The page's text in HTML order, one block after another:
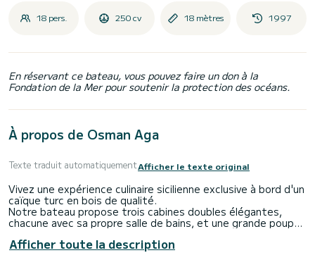
18 pers. 250 cv 18 mètres 1997
En réservant ce bateau, vous pouvez faire un don à la
Fondation de la Mer pour soutenir la protection des océans.
À propos de Osman Aga
Texte traduit automatiquementAfficher le texte original
Vivez une expérience culinaire sicilienne exclusive à bord d'un
caïque turc en bois de qualité.
Notre bateau propose trois cabines doubles élégantes,
chacune avec sa propre salle de bains, et une grande poupe
pour profiter du panorama. À l'avant, un espace détente
pour bronzer et admirer la mer.
Afficher toute la description